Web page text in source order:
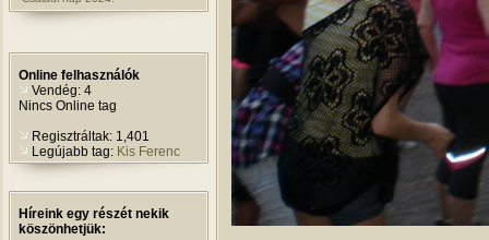
Online felhasználók
Vendég: 4
Nincs Online tag
Regisztráltak: 1,401
Legújabb tag: Kis Ferenc
Híreink egy részét nekik
köszönhetjük: